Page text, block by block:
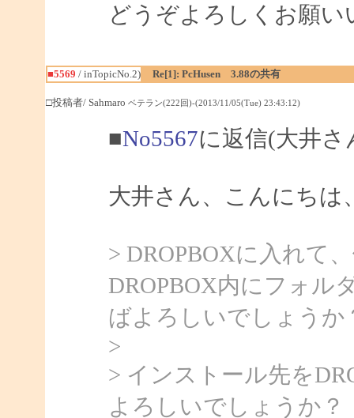
どうぞよろしくお願い
■5569 / inTopicNo.2) Re[1]: PcHusen 3.88の共有
□投稿者/ Sahmaro ベテラン(222回)-(2013/11/05(Tue) 23:43:12)
■No5567に返信(大井さ
大井さん、こんにちは
> DROPBOXに入れて
DROPBOX内にフォル
ばよろしいでしょうか
>
> インストール先を
よろしいでしょうか？